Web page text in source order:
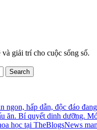
giải trí cho cuộc sống số.
Search
ngon, hấp dẫn, độc đáo
ăn. Bí quyết dinh dưỡng.
học tại TheBlogsNews